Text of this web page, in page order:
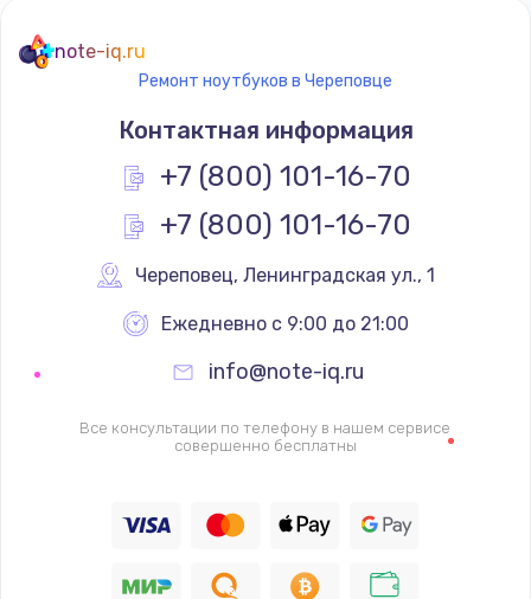
note-iq.ru
Ремонт ноутбуков в Череповце
Контактная информация
+7 (800) 101-16-70
+7 (800) 101-16-70
Череповец, Ленинградская ул., 1
Ежедневно с 9:00 до 21:00
info@note-iq.ru
Все консультации по телефону в нашем сервисе
совершенно бесплатны